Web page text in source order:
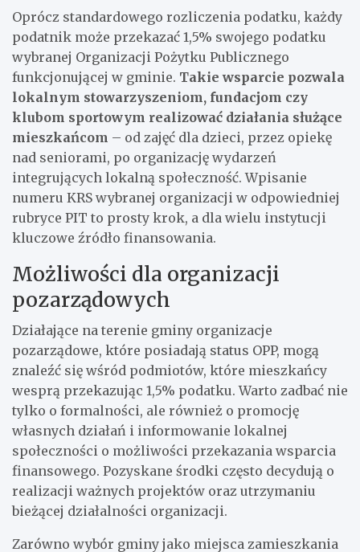
Oprócz standardowego rozliczenia podatku, każdy
podatnik może przekazać 1,5% swojego podatku
wybranej Organizacji Pożytku Publicznego
funkcjonującej w gminie. Takie wsparcie pozwala
lokalnym stowarzyszeniom, fundacjom czy
klubom sportowym realizować działania służące
mieszkańcom – od zajęć dla dzieci, przez opiekę
nad seniorami, po organizację wydarzeń
integrujących lokalną społeczność. Wpisanie
numeru KRS wybranej organizacji w odpowiedniej
rubryce PIT to prosty krok, a dla wielu instytucji
kluczowe źródło finansowania.
Możliwości dla organizacji
pozarządowych
Działające na terenie gminy organizacje
pozarządowe, które posiadają status OPP, mogą
znaleźć się wśród podmiotów, które mieszkańcy
wesprą przekazując 1,5% podatku. Warto zadbać nie
tylko o formalności, ale również o promocję
własnych działań i informowanie lokalnej
społeczności o możliwości przekazania wsparcia
finansowego. Pozyskane środki często decydują o
realizacji ważnych projektów oraz utrzymaniu
bieżącej działalności organizacji.
Zarówno wybór gminy jako miejsca zamieszkania